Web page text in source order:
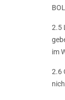
2.5
im
2.6